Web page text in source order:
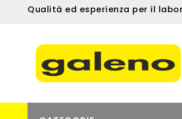
Qualità ed esperienza per il